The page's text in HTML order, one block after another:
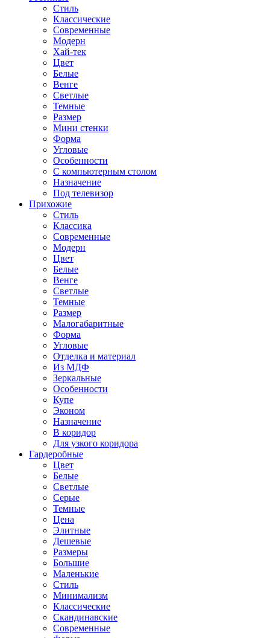
Стиль
Классические
Современные
Модерн
Хай-тек
Цвет
Белые
Венге
Светлые
Темные
Размер
Мини стенки
Форма
Угловые
Особенности
С компьютерным столом
Назначение
Под телевизор
Прихожие
Стиль
Классика
Современные
Модерн
Цвет
Белые
Венге
Светлые
Темные
Размер
Малогабаритные
Форма
Угловые
Отделка и материал
Из МДФ
Зеркальные
Особенности
Купе
Эконом
Назначение
В коридор
Для узкого коридора
Гардеробные
Цвет
Белые
Светлые
Серые
Темные
Цена
Элитные
Дешевые
Размеры
Большие
Маленькие
Стиль
Минимализм
Классические
Скандинавские
Современные